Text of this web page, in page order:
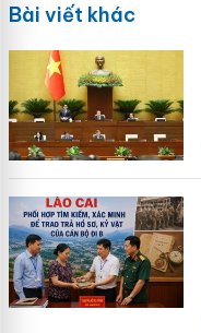
Bài viết khác